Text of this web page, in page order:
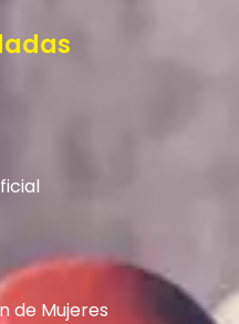
de Mujeres